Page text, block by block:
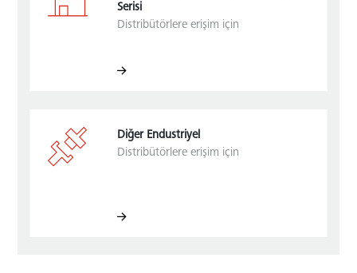
Serisi
Distribütörlere erişim için
Diğer Endustriyel
Distribütörlere erişim için